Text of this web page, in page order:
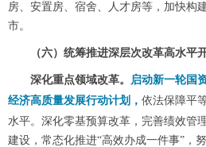
房、安置房、宿舍、人才房等，加快构
市。
（六）统筹推进深层次改革高水平
深化重点领域改革。 启动新一轮国
经济高质量发展行动计划， 依法保障平
水平。深化零基预算改革，完善绩效管
建设，常态化推进“高效办成一件事”，